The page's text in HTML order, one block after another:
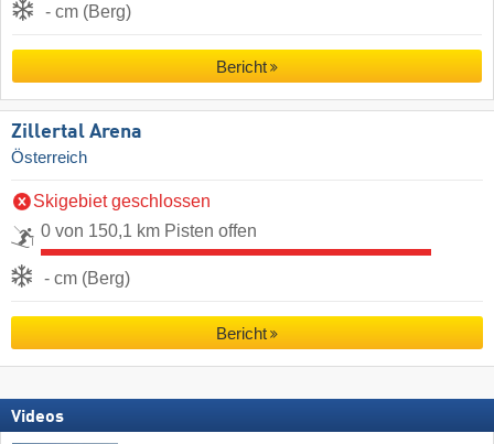
- cm (Berg)
Bericht
Zillertal Arena
Österreich
Skigebiet geschlossen
0 von 150,1 km Pisten offen
- cm (Berg)
Bericht
Videos